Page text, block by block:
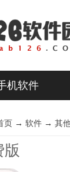
机软件
页 → 软件 → 其
版